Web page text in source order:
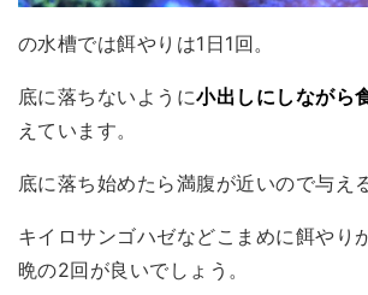
の水槽では餌やりは1日1回。
底に落ちないように小出しにしながら
えています。
底に落ち始めたら満腹が近いので与え
キイロサンゴハゼなどこまめに餌やり
晩の2回が良いでしょう。